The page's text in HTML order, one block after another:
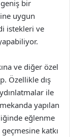
bir
uygun
istekleri ve
ve diğer özel
Özellikle dış
ile
yapılan
eğlenme
katkı